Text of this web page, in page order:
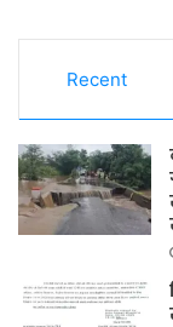
Recent